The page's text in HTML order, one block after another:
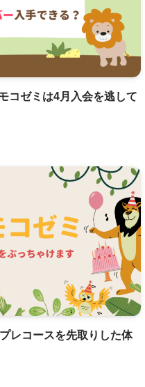
コゼミは4月入会を逃して
レコースを先取りした体